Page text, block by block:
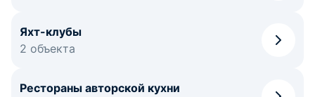
Яхт-клубы
2 объекта
Рестораны авторской кухни